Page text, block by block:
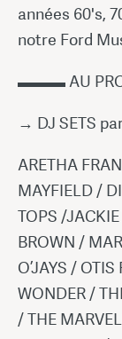
années 60's,
notre Ford
▬▬▬ AU
→ DJ SETS
ARETHA
MAYFIELD /
TOPS /
BROWN /
O’JAYS /
WONDER /
/ THE